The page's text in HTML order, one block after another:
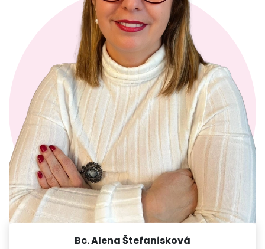
Bc. Alena Štefanisková